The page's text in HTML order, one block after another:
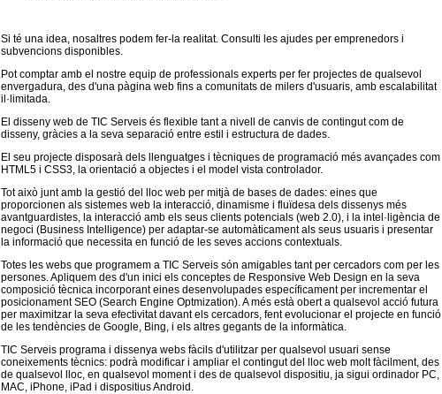
Si té una idea, nosaltres podem fer-la realitat. Consulti les ajudes per emprenedors i
subvencions disponibles.
Pot comptar amb el nostre equip de professionals experts per fer projectes de qualsevol
envergadura, des d'una pàgina web fins a comunitats de milers d'usuaris, amb escalabilitat
il·limitada.
El disseny web de TIC Serveis és flexible tant a nivell de canvis de contingut com de
disseny, gràcies a la seva separació entre estil i estructura de dades.
El seu projecte disposarà dels llenguatges i tècniques de programació més avançades com
HTML5 i CSS3, la orientació a objectes i el model vista controlador.
Tot això junt amb la gestió del lloc web per mitjà de bases de dades: eines que
proporcionen als sistemes web la interacció, dinamisme i fluïdesa dels dissenys més
avantguardistes, la interacció amb els seus clients potencials (web 2.0), i la intel·ligència de
negoci (Business Intelligence) per adaptar-se automàticament als seus usuaris i presentar
la informació que necessita en funció de les seves accions contextuals.
Totes les webs que programem a TIC Serveis són amigables tant per cercadors com per les
persones. Apliquem des d'un inici els conceptes de Responsive Web Design en la seva
composició tècnica incorporant eines desenvolupades específicament per incrementar el
posicionament SEO (Search Engine Optmization). A més està obert a qualsevol acció futura
per maximitzar la seva efectivitat davant els cercadors, fent evolucionar el projecte en funció
de les tendències de Google, Bing, i els altres gegants de la informàtica.
TIC Serveis programa i dissenya webs fàcils d'utilitzar per qualsevol usuari sense
coneixements tècnics: podrà modificar i ampliar el contingut del lloc web molt fàcilment, des
de qualsevol lloc, en qualsevol moment i des de qualsevol dispositiu, ja sigui ordinador PC,
MAC, iPhone, iPad i dispositius Android.